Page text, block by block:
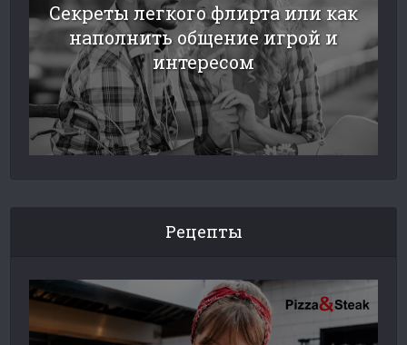
Секреты легкого флирта или как
наполнить общение игрой и
интересом
Рецепты